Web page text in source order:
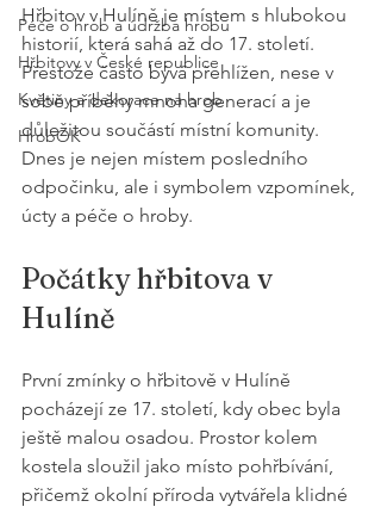
Péče o hrob a údržba hrobu
Hřbitovy v České republice
Květiny a dekorace na hrob
HrobOK
Hřbitov v Hulíně je místem s hlubokou
historií, která sahá až do 17. století.
Přestože často bývá přehlížen, nese v
sobě příběhy mnoha generací a je
důležitou součástí místní komunity.
Dnes je nejen místem posledního
odpočinku, ale i symbolem vzpomínek,
úcty a péče o hroby.
Počátky hřbitova v
Hulíně
První zmínky o hřbitově v Hulíně
pocházejí ze 17. století, kdy obec byla
ještě malou osadou. Prostor kolem
kostela sloužil jako místo pohřbívání,
přičemž okolní příroda vytvářela klidné